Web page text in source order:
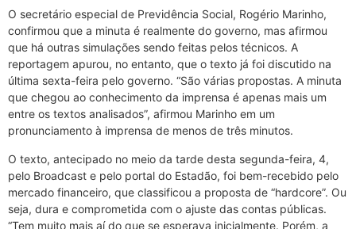
O secretário especial de Previdência Social, Rogério Marinho,
confirmou que a minuta é realmente do governo, mas afirmou
que há outras simulações sendo feitas pelos técnicos. A
reportagem apurou, no entanto, que o texto já foi discutido na
última sexta-feira pelo governo. “São várias propostas. A minuta
que chegou ao conhecimento da imprensa é apenas mais um
entre os textos analisados”, afirmou Marinho em um
pronunciamento à imprensa de menos de três minutos.
O texto, antecipado no meio da tarde desta segunda-feira, 4,
pelo Broadcast e pelo portal do Estadão, foi bem-recebido pelo
mercado financeiro, que classificou a proposta de “hardcore”. Ou
seja, dura e comprometida com o ajuste das contas públicas.
“Tem muito mais aí do que se esperava inicialmente. Porém, a